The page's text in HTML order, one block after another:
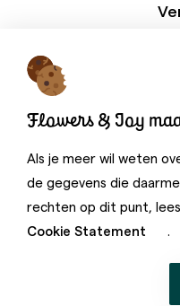
Flowers & Joy
Als je meer wil weten
de gegevens die
rechten op dit punt,
Cookie Statement
Een website van:
Flowers & Joy 2026. Alle